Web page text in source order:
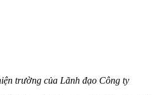
trường của Lãnh đạo Công ty